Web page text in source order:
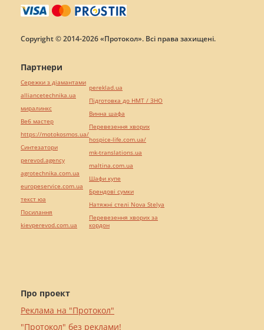
Copyright © 2014-2026 «Протокол». Всі права захищені.
Про проект
Реклама на "Протокол"
"Протокол" без реклами!
Партнери
Сережки з діамантами
alliancetechnika.ua
миралинкс
Веб мастер
https://motokosmos.ua/
Синтезатори
perevod.agency
agrotechnika.com.ua
europeservice.com.ua
текст юа
Посилання
kievperevod.com.ua
pereklad.ua
Підготовка до НМТ / ЗНО
Винна шафа
Перевезення хворих
hospice-life.com.ua/
mk-translations.ua
maltina.com.ua
Шафи купе
Брендові сумки
Натяжні стелі Nova Stelya
Перевезення хворих за
кордон